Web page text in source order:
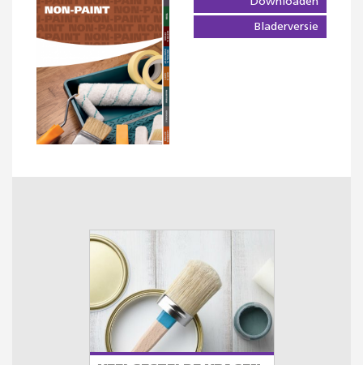
Bladerversie